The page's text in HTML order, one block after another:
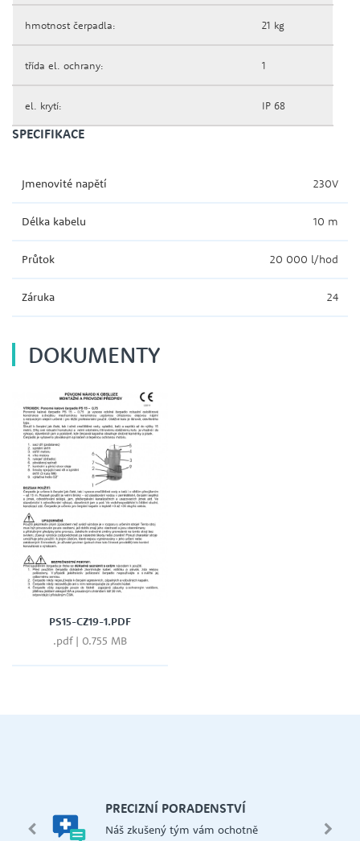
hmotnost čerpadla: 21 kg
třída el. ochrany: 1
el. krytí: IP 68
SPECIFIKACE
Jmenovité napětí 230V
Délka kabelu 10 m
Průtok 20 000 l/hod
Záruka 24
DOKUMENTY
PS15-CZ19-1.PDF
.pdf | 0.755 MB
PRECIZNÍ PORADENSTVÍ
Náš zkušený tým vám ochotně